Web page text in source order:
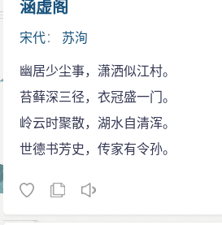
涵虚阁
宋代： 苏洵
幽居少尘事，潇洒似江村。
苔藓深三径，衣冠盛一门。
岭云时聚散，湖水自清浑。
世德书芳史，传家有令孙。